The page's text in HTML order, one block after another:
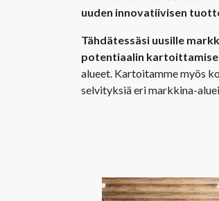
uuden innovatiivisen
Tähdätessäsi uusille
potentiaalin
alueet. Kartoitamme myös
selvityksiä eri markkina-